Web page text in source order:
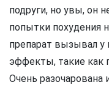
подруги, но увы, он
попытки похудения
препарат вызывал
эффекты, такие как
Очень разочарована